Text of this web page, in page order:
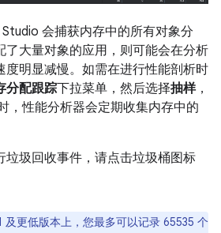
会捕获内存中的所有对象分
了大量对象的应用，则可能会在分析
度明显减慢。如需在进行性能剖析时
分配跟踪下拉菜单，然后选择抽样，
，性能分析器会定期收集内存中的
垃圾回收事件，请点击垃圾桶图标
及更低版本上，您最多可以记录 65535 个